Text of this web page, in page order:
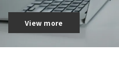
View more